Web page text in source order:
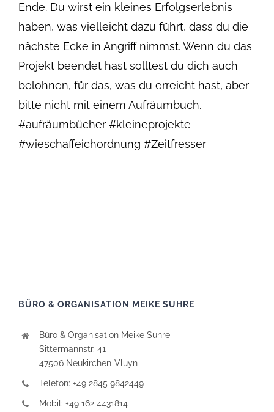
Ende. Du wirst ein kleines Erfolgserlebnis
haben, was vielleicht dazu führt, dass du die
nächste Ecke in Angriff nimmst. Wenn du das
Projekt beendet hast solltest du dich auch
belohnen, für das, was du erreicht hast, aber
bitte nicht mit einem Aufräumbuch.
#aufräumbücher #kleineprojekte
#wieschaffeichordnung #Zeitfresser
BÜRO & ORGANISATION MEIKE SUHRE
Büro & Organisation Meike Suhre
Sittermannstr. 41
47506 Neukirchen-Vluyn
Telefon: +49 2845 9842449
Mobil: +49 162 4431814